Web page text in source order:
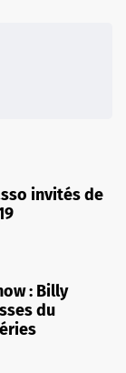
invités de
: Billy
du